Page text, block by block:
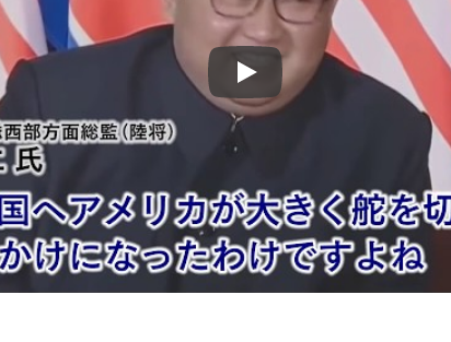
Play